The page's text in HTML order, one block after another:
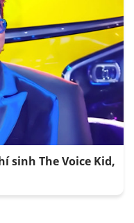
sinh The Voice Kid,